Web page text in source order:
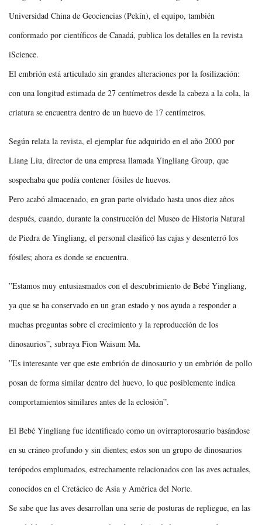
Universidad China de Geociencias (Pekín), el equipo, también
conformado por científicos de Canadá, publica los detalles en la revista
iScience.
El embrión está articulado sin grandes alteraciones por la fosilización:
con una longitud estimada de 27 centímetros desde la cabeza a la cola, la
criatura se encuentra dentro de un huevo de 17 centímetros.
Según relata la revista, el ejemplar fue adquirido en el año 2000 por
Liang Liu, director de una empresa llamada Yingliang Group, que
sospechaba que podía contener fósiles de huevos.
Pero acabó almacenado, en gran parte olvidado hasta unos diez años
después, cuando, durante la construcción del Museo de Historia Natural
de Piedra de Yingliang, el personal clasificó las cajas y desenterró los
fósiles; ahora es donde se encuentra.
”Estamos muy entusiasmados con el descubrimiento de Bebé Yingliang,
ya que se ha conservado en un gran estado y nos ayuda a responder a
muchas preguntas sobre el crecimiento y la reproducción de los
dinosaurios”, subraya Fion Waisum Ma.
”Es interesante ver que este embrión de dinosaurio y un embrión de pollo
posan de forma similar dentro del huevo, lo que posiblemente indica
comportamientos similares antes de la eclosión”.
El Bebé Yingliang fue identificado como un ovirraptorosaurio basándose
en su cráneo profundo y sin dientes; estos son un grupo de dinosaurios
terópodos emplumados, estrechamente relacionados con las aves actuales,
conocidos en el Cretácico de Asia y América del Norte.
Se sabe que las aves desarrollan una serie de posturas de repliegue, en las